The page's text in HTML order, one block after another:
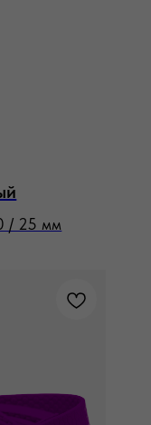
/ 25 мм